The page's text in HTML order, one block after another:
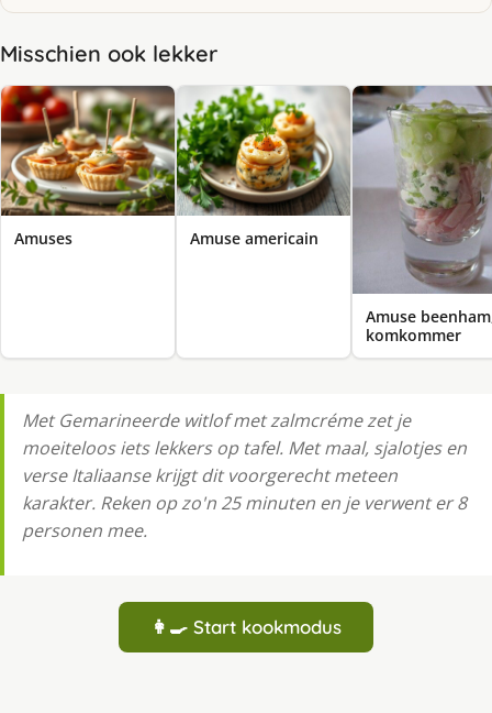
Misschien ook lekker
Amuses Amuse americain
Amuse
komkommer
Met Gemarineerde witlof met zalmcréme zet je
moeiteloos iets lekkers op tafel. Met maal, sjalotjes en
verse Italiaanse krijgt dit voorgerecht meteen
karakter. Reken op zo'n 25 minuten en je verwent er 8
personen mee.
👩‍🍳 Start kookmodus